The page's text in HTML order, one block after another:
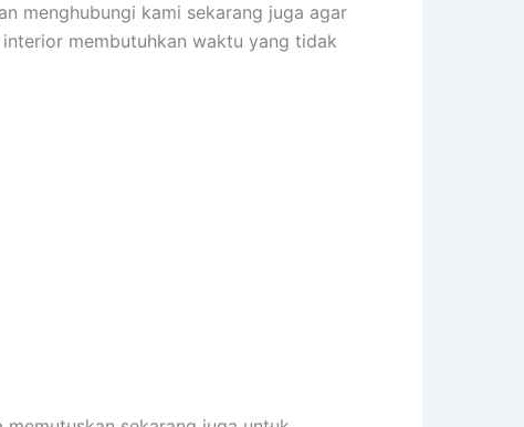
menghubungi kami sekarang juga agar
membutuhkan waktu yang tidak